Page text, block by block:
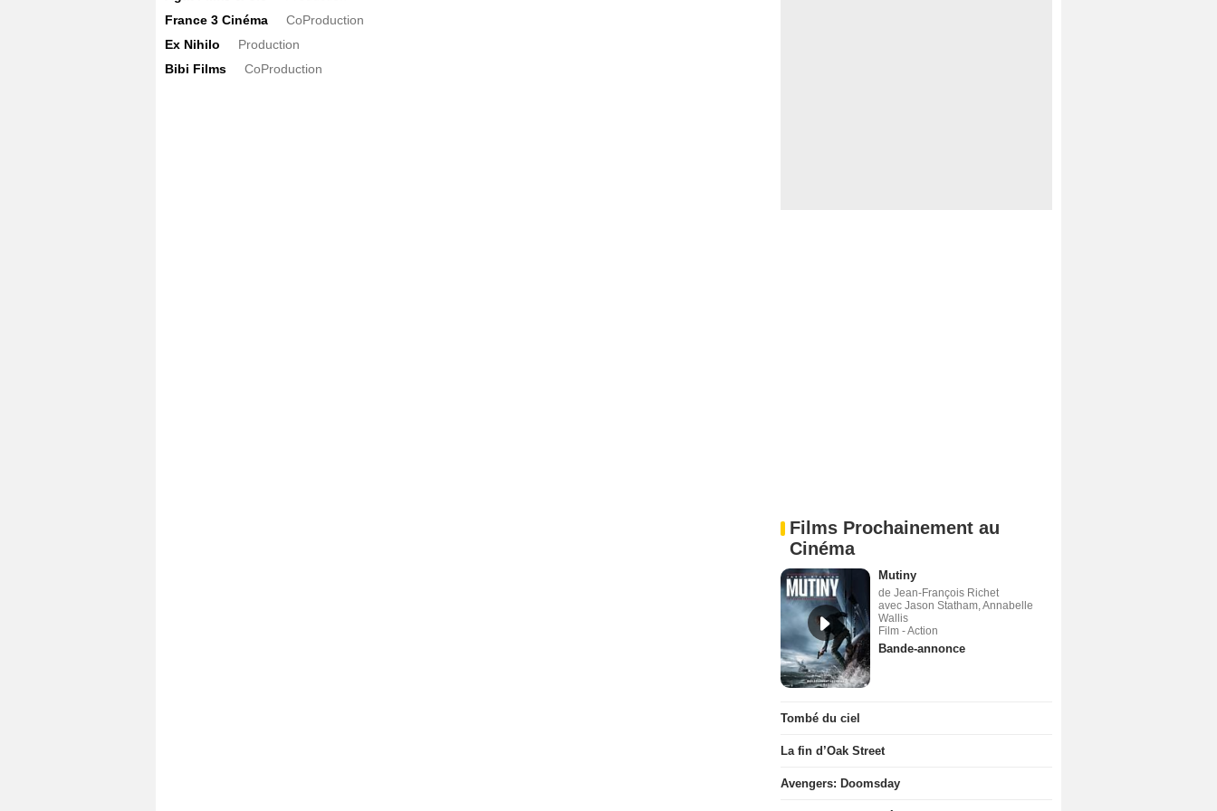
France 3 Cinéma
CoProduction
Ex Nihilo
Production
Bibi Films
CoProduction
Films Prochainement au
Cinéma
Mutiny
de Jean-François Richet
avec Jason Statham, Annabelle
Wallis
Film - Action
Bande-annonce
Tombé du ciel
La fin d’Oak Street
Avengers: Doomsday